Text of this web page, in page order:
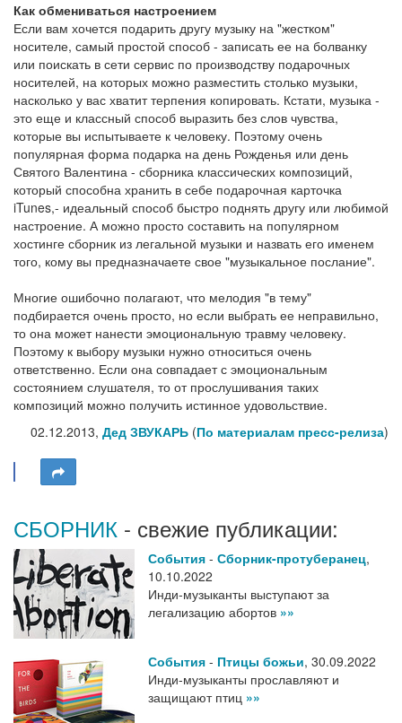
Как обмениваться настроением
Если вам хочется подарить другу музыку на "жестком"
носителе, самый простой способ - записать ее на болванку
или поискать в сети сервис по производству подарочных
носителей, на которых можно разместить столько музыки,
насколько у вас хватит терпения копировать. Кстати, музыка -
это еще и классный способ выразить без слов чувства,
которые вы испытываете к человеку. Поэтому очень
популярная форма подарка на день Рожденья или день
Святого Валентина - сборника классических композиций,
который способна хранить в себе подарочная карточка
iTunes,- идеальный способ быстро поднять другу или любимой
настроение. А можно просто составить на популярном
хостинге сборник из легальной музыки и назвать его именем
того, кому вы предназначаете свое "музыкальное послание".
Многие ошибочно полагают, что мелодия "в тему"
подбирается очень просто, но если выбрать ее неправильно,
то она может нанести эмоциональную травму человеку.
Поэтому к выбору музыки нужно относиться очень
ответственно. Если она совпадает с эмоциональным
состоянием слушателя, то от прослушивания таких
композиций можно получить истинное удовольствие.
02.12.2013, Дед ЗВУКАРЬ (По материалам пресс-релиза)
СБОРНИК - свежие публикации:
События - Сборник-протуберанец,
10.10.2022
Инди-музыканты выступают за
легализацию абортов »»
События - Птицы божьи, 30.09.2022
Инди-музыканты прославляют и
защищают птиц »»